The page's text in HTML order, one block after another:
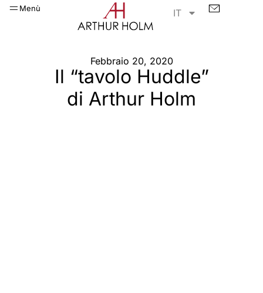
Menù IT
Febbraio 20, 2020
Il “tavolo Huddle”
di Arthur Holm